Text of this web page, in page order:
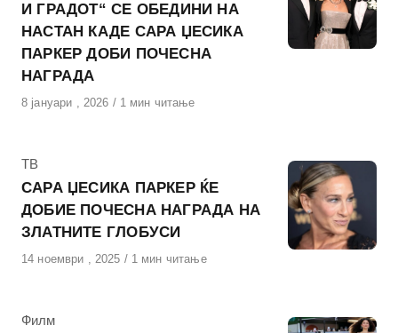
И ГРАДОТ“ СЕ ОБЕДИНИ НА
НАСТАН КАДЕ САРА ЏЕСИКА
ПАРКЕР ДОБИ ПОЧЕСНА
НАГРАДА
Објавено
8 јануари , 2026 1 мин читање
КАтегорија
ТВ
САРА ЏЕСИКА ПАРКЕР ЌЕ
ДОБИЕ ПОЧЕСНА НАГРАДА НА
ЗЛАТНИТЕ ГЛОБУСИ
Објавено
14 ноември , 2025 1 мин читање
КАтегорија
Филм